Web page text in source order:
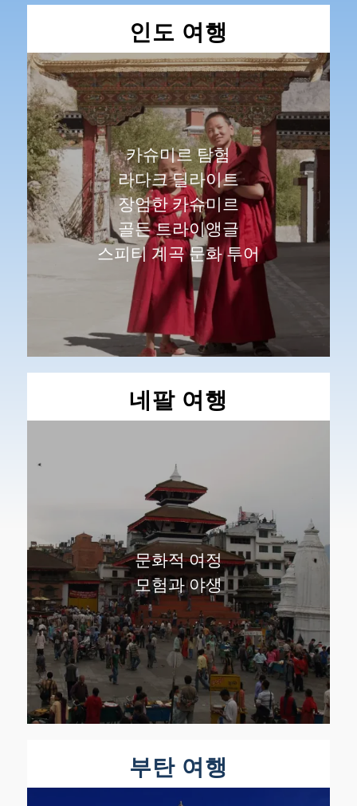
인도 여행
카슈미르 탐험
라다크 딜라이트
장엄한 카슈미르
골든 트라이앵글
스피티 계곡 문화 투어
네팔 여행
문화적 여정
모험과 야생
부탄 여행